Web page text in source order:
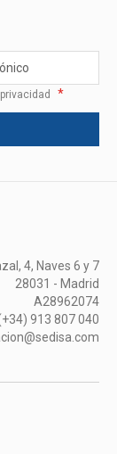
*
4, Naves 6 y 7
28031 - Madrid
A28962074
913 807 040